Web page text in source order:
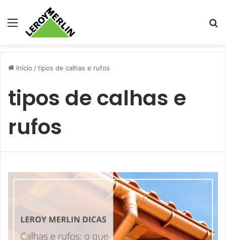
Menu
Início /tipos de calhas e rufos
tipos de calhas e
rufos